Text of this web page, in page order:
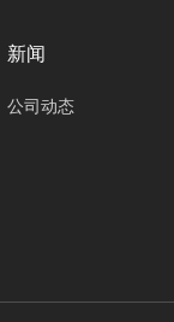
新闻
公司动态